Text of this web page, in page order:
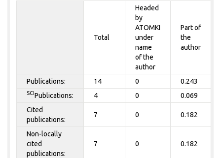
Total
Headed
by
ATOMKI
under
name
of the
author
Part of
the
author
Publications: 14 0 0.243
SCI Publications: 4 0 0.069
Cited
publications:
7 0 0.182
Non-locally
cited
publications:
7 0 0.182